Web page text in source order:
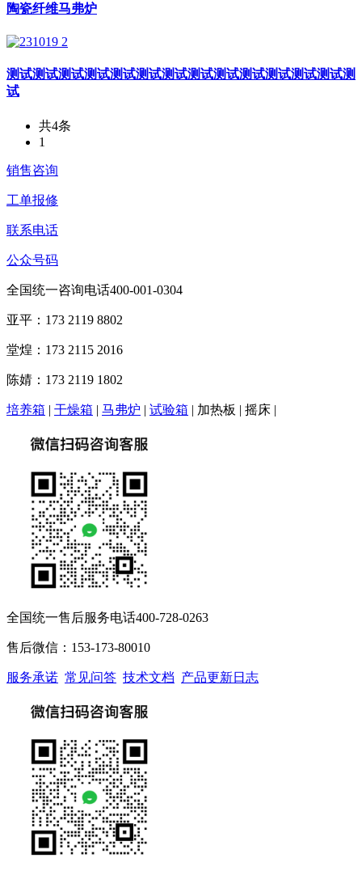
陶瓷纤维马弗炉
测试测试测试测试测试测试测试测试测试测试测试测试测试测
试
共4条
1
销售咨询
工单报修
联系电话
公众号码
全国统一咨询电话400-001-0304
亚平：173 2119 8802
堂煌：173 2115 2016
陈婧：173 2119 1802
培养箱 | 干燥箱 | 马弗炉 | 试验箱 | 加热板 | 摇床 |
全国统一售后服务电话400-728-0263
售后微信：153-173-80010
服务承诺 常见问答 技术文档 产品更新日志